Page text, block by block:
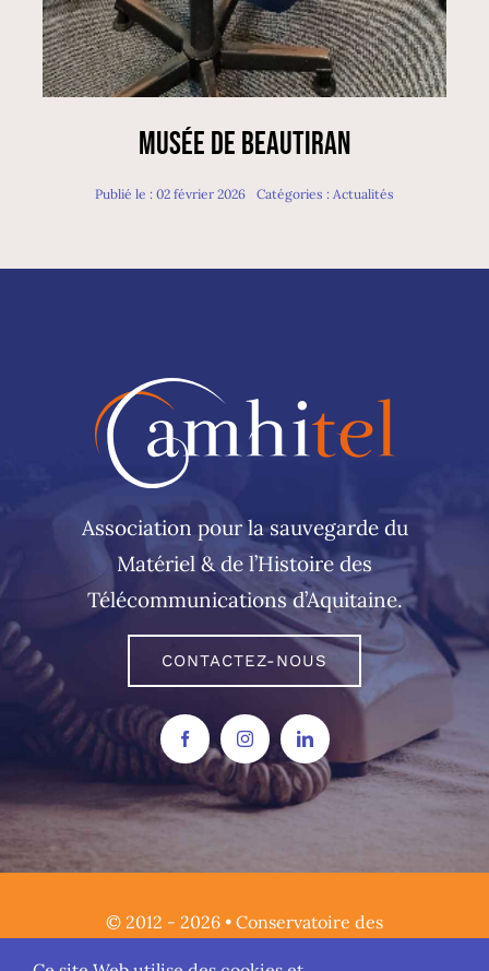
Musée de Beautiran
Publié le : 02 février 2026 Catégories : Actualités
Association pour la sauvegarde du
Matériel & de l’Histoire des
Télécommunications d’Aquitaine.
CONTACTEZ-NOUS
© 2012 - 2026 • Conservatoire des